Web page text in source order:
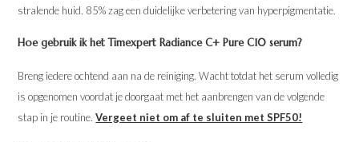
stralende huid. 85% zag een duidelijke verbetering van hyperpigmentatie.
Hoe gebruik ik het Timexpert Radiance C+ Pure C10 serum?
Breng iedere ochtend aan na de reiniging. Wacht totdat het serum volledig
is opgenomen voordat je doorgaat met het aanbrengen van de volgende
stap in je routine.Vergeet niet om af te sluiten met SPF50!